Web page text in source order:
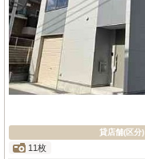
貸店舗(区分)
11枚